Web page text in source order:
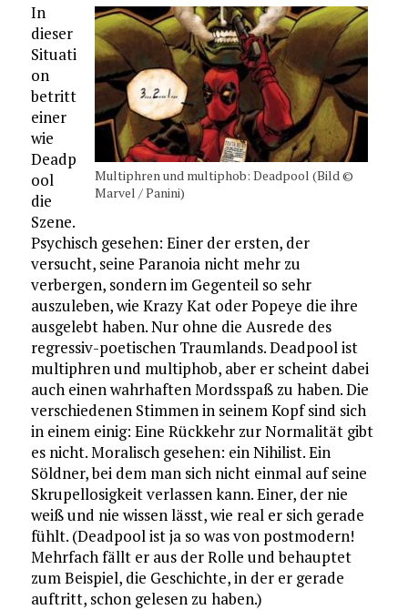
Multiphren und multiphob: Deadpool (Bild ©
Marvel / Panini)
In
dieser
Situati
on
betritt
einer
wie
Deadp
ool
die
Szene.
Psychisch gesehen: Einer der ersten, der
versucht, seine Paranoia nicht mehr zu
verbergen, sondern im Gegenteil so sehr
auszuleben, wie Krazy Kat oder Popeye die ihre
ausgelebt haben. Nur ohne die Ausrede des
regressiv-poetischen Traumlands. Deadpool ist
multiphren und multiphob, aber er scheint dabei
auch einen wahrhaften Mordsspaß zu haben. Die
verschiedenen Stimmen in seinem Kopf sind sich
in einem einig: Eine Rückkehr zur Normalität gibt
es nicht. Moralisch gesehen: ein Nihilist. Ein
Söldner, bei dem man sich nicht einmal auf seine
Skrupellosigkeit verlassen kann. Einer, der nie
weiß und nie wissen lässt, wie real er sich gerade
fühlt. (Deadpool ist ja so was von postmodern!
Mehrfach fällt er aus der Rolle und behauptet
zum Beispiel, die Geschichte, in der er gerade
auftritt, schon gelesen zu haben.)